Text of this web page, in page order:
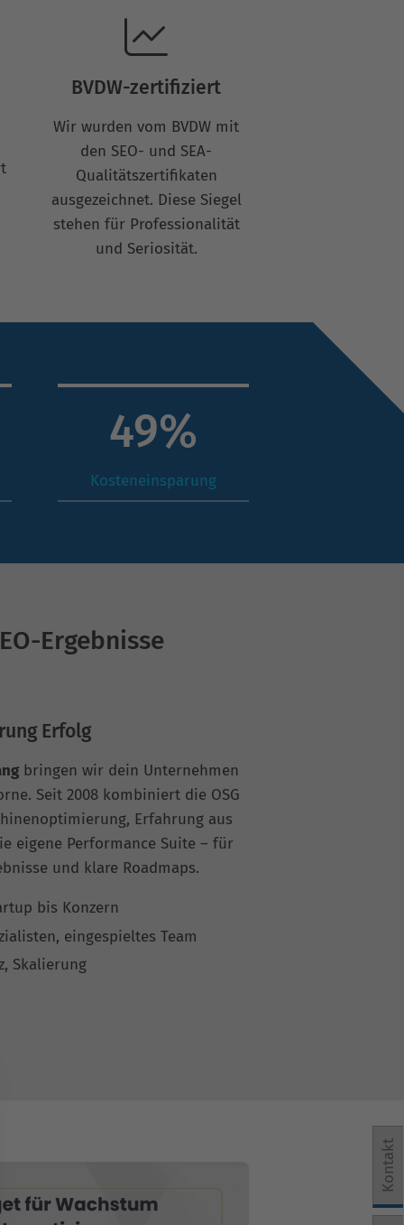
BVDW-zertifiziert
Wir wurden vom BVDW mit
den SEO- und SEA-
Qualitätszertifikaten
ausgezeichnet. Diese Siegel
stehen für Professionalität
und Seriosität.
68%
Kosteneinsparung
Ergebnisse
Erfolg
bringen wir dein Unternehmen
Seit 2008 kombiniert die OSG
Erfahrung aus
eigene Performance Suite – für
und klare Roadmaps.
bis Konzern
eingespieltes Team
Skalierung
Kontakt